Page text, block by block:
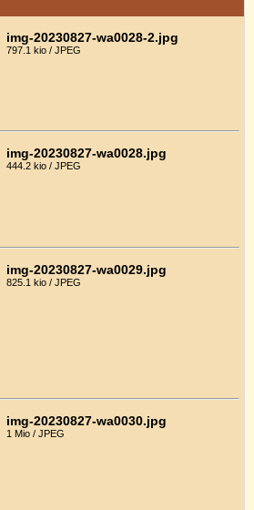
img-20230827-wa0028-2.jpg
797.1 kio / JPEG
img-20230827-wa0028.jpg
444.2 kio / JPEG
img-20230827-wa0029.jpg
825.1 kio / JPEG
img-20230827-wa0030.jpg
1 Mio / JPEG